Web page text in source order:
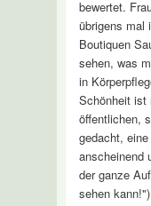
bewertet.
übrigens mal
Boutiquen
sehen, was
in
Schönheit ist
öffentlichen,
gedacht,
anscheinend
der ganze
sehen